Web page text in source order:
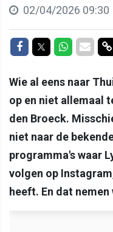
02/04/2026 09:30
Delen op Facebook
Delen op
Delen op
Wie al eens naar
op en niet allemaal
den Broeck.
niet naar de
programma's waar
volgen op
heeft. En dat